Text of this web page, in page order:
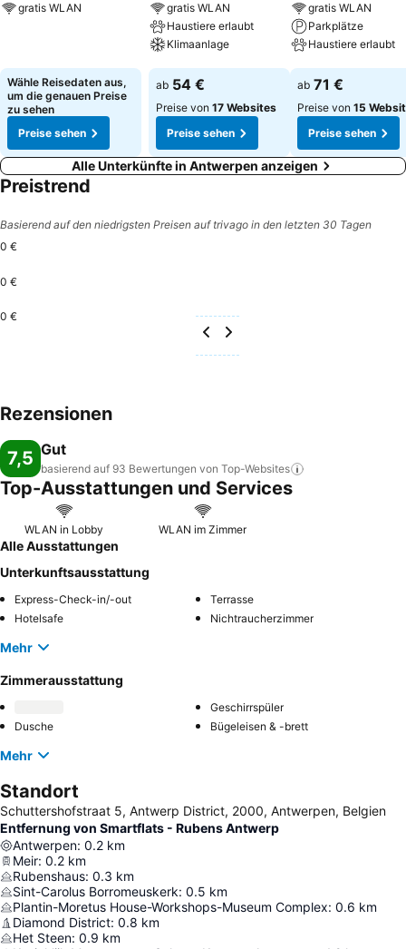
gratis WLAN
Wähle Reisedaten aus,
um die genauen Preise
zu sehen
Preise sehen
gratis WLAN
Haustiere erlaubt
Klimaanlage
Preise sehen
ab 54 €
Preise von 17 Websites
Preise sehen
gratis WLAN
Parkplätze
Haustiere erlaubt
Preise sehen
ab 71 €
Preise von 15
Preise sehen
Alle Unterkünfte in Antwerpen anzeigen
Preistrend
Basierend auf den niedrigsten Preisen auf trivago in den letzten 30 Tagen
0 €
0 €
0 €
Rezensionen
7,5 Gut
basierend auf 93 Bewertungen von Top-Websites
Top-Ausstattungen und Services
WLAN in Lobby WLAN im Zimmer
Alle Ausstattungen
Unterkunftsausstattung
Express-Check-in/-out
Terrasse
Hotelsafe
Nichtraucherzimmer
Mehr
Zimmerausstattung
Geschirrspüler
Dusche
Bügeleisen & -brett
Mehr
Standort
Schuttershofstraat 5, Antwerp District, 2000, Antwerpen, Belgien
Entfernung von Smartflats - Rubens Antwerp
Antwerpen: 0.2 km
Meir: 0.2 km
Rubenshaus: 0.3 km
Sint-Carolus Borromeuskerk: 0.5 km
Plantin-Moretus House-Workshops-Museum Complex: 0.6 km
Diamond District: 0.8 km
Het Steen: 0.9 km